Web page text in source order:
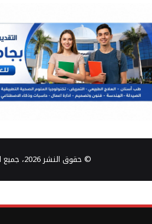
© حقوق النشر 2026، جميع الحقوق محفوظة